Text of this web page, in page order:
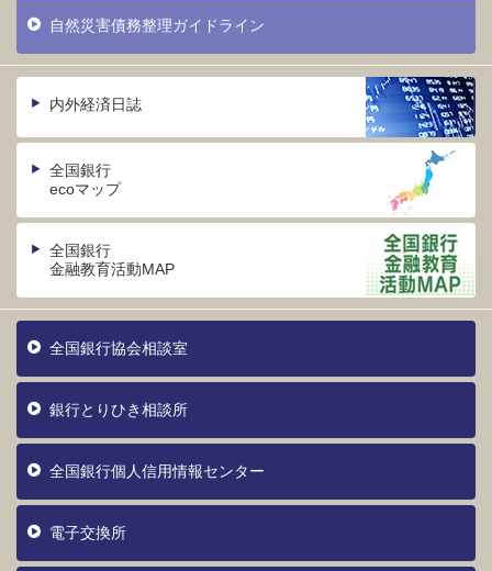
自然災害債務整理ガイドライン
内外経済日誌
全国銀行
ecoマップ
全国銀行
金融教育活動MAP
全国銀行協会相談室
銀行とりひき相談所
全国銀行個人信用情報センター
電子交換所